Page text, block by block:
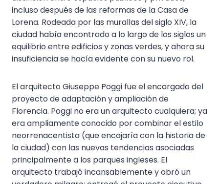
incluso después de las reformas de la Casa de
Lorena. Rodeada por las murallas del siglo XIV, la
ciudad había encontrado a lo largo de los siglos un
equilibrio entre edificios y zonas verdes, y ahora su
insuficiencia se hacía evidente con su nuevo rol.
El arquitecto Giuseppe Poggi fue el encargado del
proyecto de adaptación y ampliación de
Florencia. Poggi no era un arquitecto cualquiera; ya
era ampliamente conocido por combinar el estilo
neorrenacentista (que encajaría con la historia de
la ciudad) con las nuevas tendencias asociadas
principalmente a los parques ingleses. El
arquitecto trabajó incansablemente y obró un